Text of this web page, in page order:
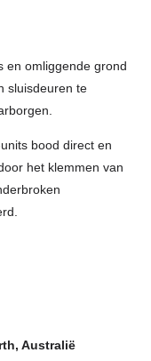
en omliggende grond
sluisdeuren te
bood direct en
het klemmen van
Australië